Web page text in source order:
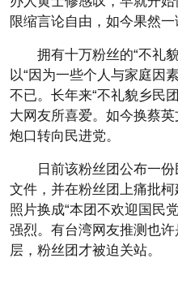
限缩言论自由，如今果然一
拥有十万粉丝的“不礼
以“因为一些个人与家庭因
不已。长年来“不礼貌乡民
大网友所喜爱。如今换蔡
炮口转向民进党。
日前该粉丝团公布一
文件，并在粉丝团上痛批
照片换成“本团不欢迎国民
强烈。有台湾网友推测也
层，粉丝团才被迫关站。